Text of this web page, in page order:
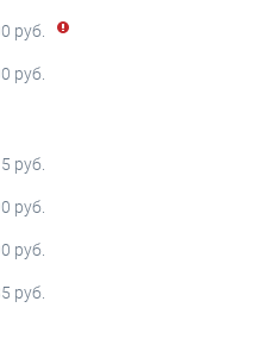
руб.
руб.
руб.
руб.
руб.
руб.